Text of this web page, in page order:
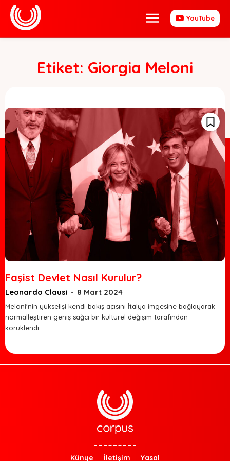
YouTube
Etiket: Giorgia Meloni
Faşist Devlet Nasıl Kurulur?
Leonardo Clausi - 8 Mart 2024
Meloni'nin yükselişi kendi bakış açısını İtalya imgesine bağlayarak
normalleştiren geniş sağcı bir kültürel değişim tarafından
körüklendi.
Künye İletişim Yasal